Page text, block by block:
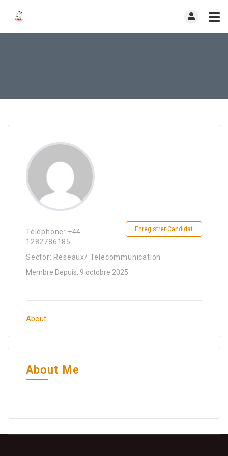
Enregistrer Candidat
Téléphone: +44
1282786185
Sector: Réseaux/ Telecommunication
Membre Depuis, 9 octobre 2025
About
About Me